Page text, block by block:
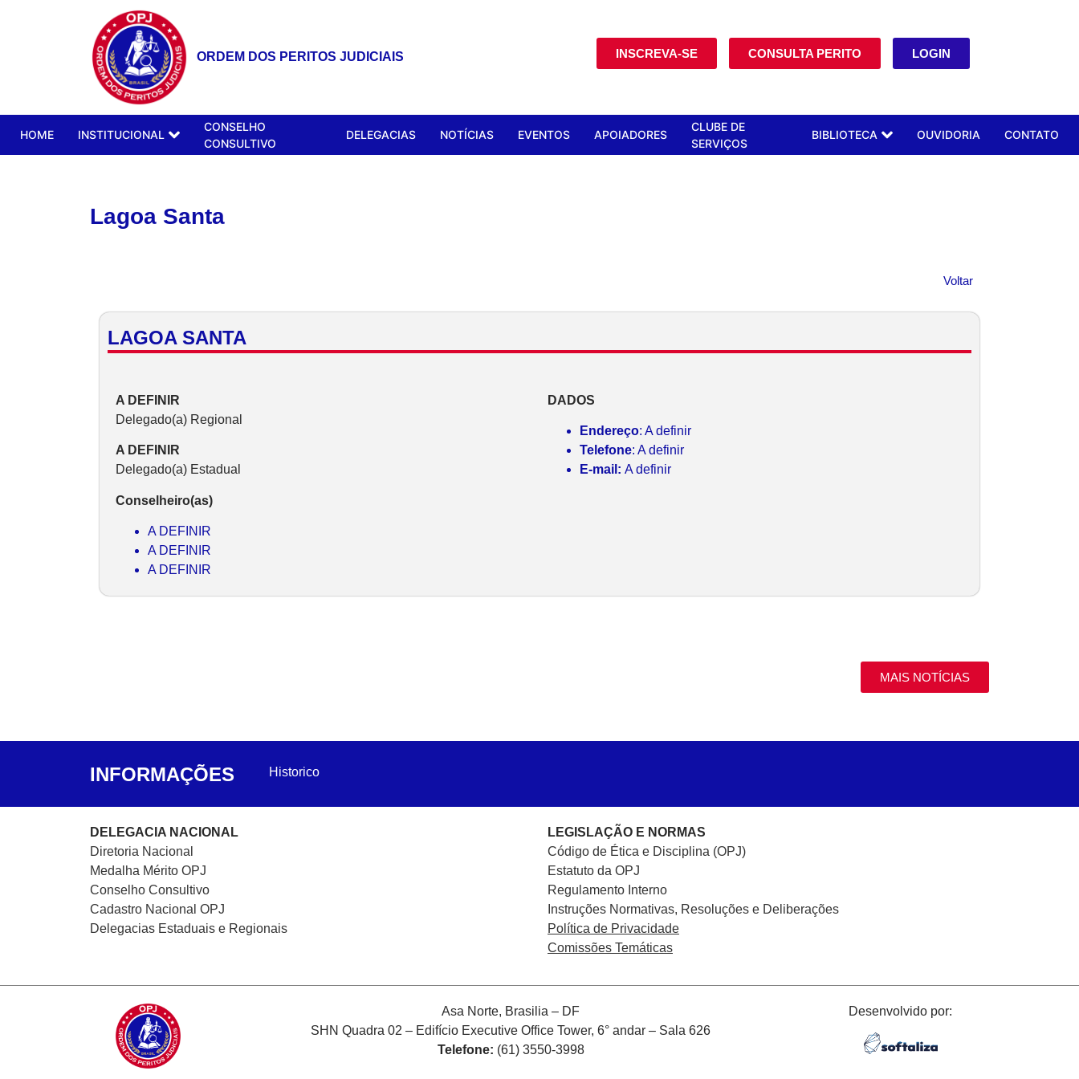
ORDEM DOS PERITOS JUDICIAIS INSCREVA-SE CONSULTA PERITO LOGIN
HOME INSTITUCIONAL
CONSELHO
CONSULTIVO
DELEGACIAS NOTÍCIAS EVENTOS APOIADORES
CLUBE DE
SERVIÇOS
BIBLIOTECA OUVIDORIA CONTATO
Lagoa Santa
Voltar
LAGOA SANTA
A DEFINIR
Delegado(a) Regional
A DEFINIR
Delegado(a) Estadual
Conselheiro(as)
A DEFINIR
A DEFINIR
A DEFINIR
DADOS
Endereço: A definir
Telefone: A definir
E-mail: A definir
MAIS NOTÍCIAS
INFORMAÇÕES Historico
DELEGACIA NACIONAL
Diretoria Nacional
Medalha Mérito OPJ
Conselho Consultivo
Cadastro Nacional OPJ
Delegacias Estaduais e Regionais
LEGISLAÇÃO E NORMAS
Código de Ética e Disciplina (OPJ)
Estatuto da OPJ
Regulamento Interno
Instruções Normativas, Resoluções e Deliberações
Política de Privacidade
Comissões Temáticas
Asa Norte, Brasilia – DF
SHN Quadra 02 – Edifício Executive Office Tower, 6° andar – Sala 626
Telefone: (61) 3550-3998
Desenvolvido por: